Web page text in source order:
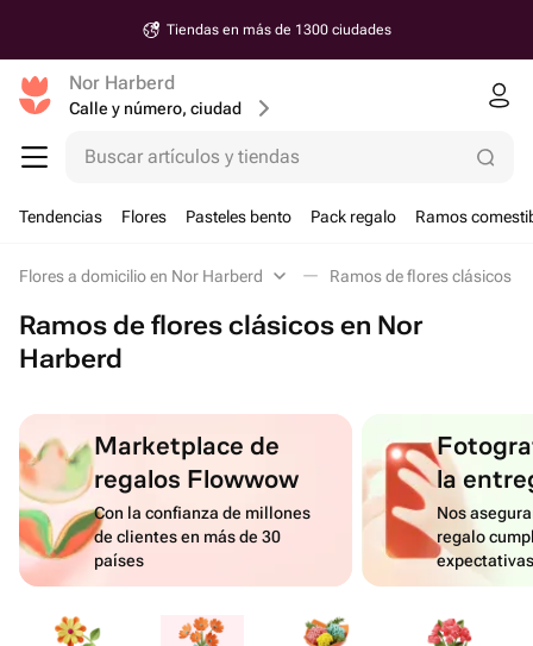
Tiendas en más de 1300 ciudades
Nor Harberd
Calle y número, ciudad
Buscar artículos y tiendas
Tendencias Flores Pasteles bento Pack regalo Ramos
Flores a domicilio en Nor Harberd Ramos de flores clásicos
Ramos de flores clásicos en Nor
Harberd
Marketplace de
regalos Flowwow
Con la confianza de millones
de clientes en más de 30
países
la
Nos
regalo